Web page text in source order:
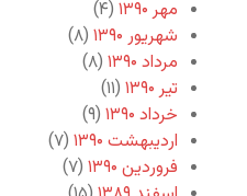
مهر ۱۳۹۰
(۴)
شهریور ۱۳۹۰
(۸)
مرداد ۱۳۹۰
(۸)
تیر ۱۳۹۰
(۱۱)
خرداد ۱۳۹۰
(۹)
اردیبهشت ۱۳۹۰
(۷)
فروردین ۱۳۹۰
(۷)